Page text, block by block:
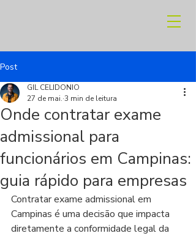
Post
Onde contratar exame
admissional para
funcionários em Campinas:
guia rápido para empresas
GIL CELIDONIO
27 de mai. 3 min de leitura
Contratar exame admissional em
Campinas é uma decisão que impacta
diretamente a conformidade legal da